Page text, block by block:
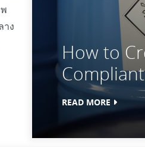
ง
How to
READ MORE